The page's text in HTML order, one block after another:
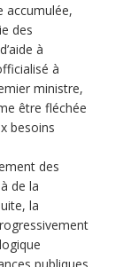
accumulée,
des
à
à
ministre,
être fléchée
besoins
des
de la
la